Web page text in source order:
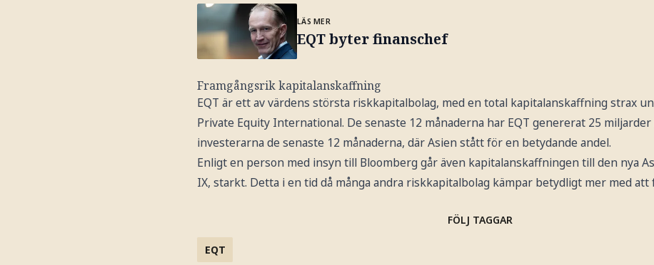
LÄS MER
EQT byter finanschef
Framgångsrik kapitalanskaffning
EQT är ett av värdens största riskkapitalbolag, med en total kapitalanskaffning strax
Private Equity International. De senaste 12 månaderna har EQT genererat 25
investerarna de senaste 12 månaderna, där Asien stått för en betydande andel.
Enligt en person med insyn till Bloomberg går även kapitalanskaffningen till den nya
IX, starkt. Detta i en tid då många andra riskkapitalbolag kämpar betydligt mer med att
FÖLJ TAGGAR
EQT